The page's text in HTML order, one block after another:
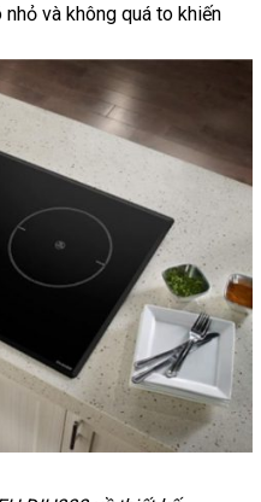
và không quá to khiến